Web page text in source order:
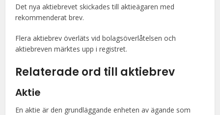
Det nya aktiebrevet skickades till aktieägaren med
rekommenderat brev.
Flera aktiebrev överläts vid bolagsöverlåtelsen och
aktiebreven märktes upp i registret.
Relaterade ord till aktiebrev
Aktie
En aktie är den grundläggande enheten av ägande som